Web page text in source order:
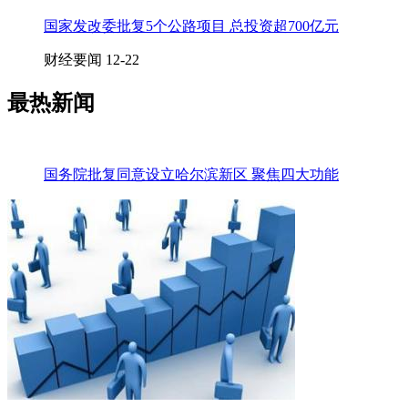
国家发改委批复5个公路项目 总投资超700亿元
财经要闻 12-22
最热新闻
国务院批复同意设立哈尔滨新区 聚焦四大功能